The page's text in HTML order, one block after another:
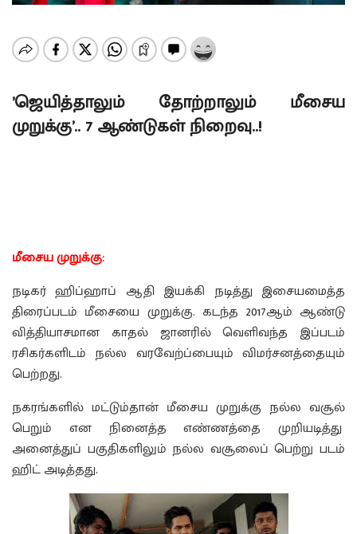
’ஜெயித்தாலும் தோற்றாலும் மீசைய
முறுக்கு’.. 7 ஆண்டுகள் நிறைவு..!
மீசைய முறுக்கு:
நடிகர் ஹிப்ஹாப் ஆதி இயக்கி நடித்து இசையமைத்த
திரைப்படம் மீசையை முறுக்கு. கடந்த 2017ஆம் ஆண்டு
வித்தியாசமான காதல் ஜானரில் வெளிவந்த இப்படம்
ரசிகர்களிடம் நல்ல வரவேற்ப்பையும் விமர்சனத்தையும்
பெற்றது.
நகரங்களில் மட்டும்தான் மீசைய முறுக்கு நல்ல வசூல்
பெறும் என நினைத்த எண்ணத்தை முறியடித்து
அனைத்துப் பகுதிகளிலும் நல்ல வசூலைப் பெற்று படம்
ஹிட் அடித்தது.